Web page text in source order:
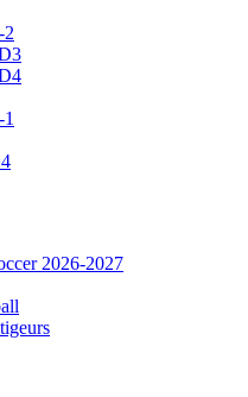
2
2026-2027